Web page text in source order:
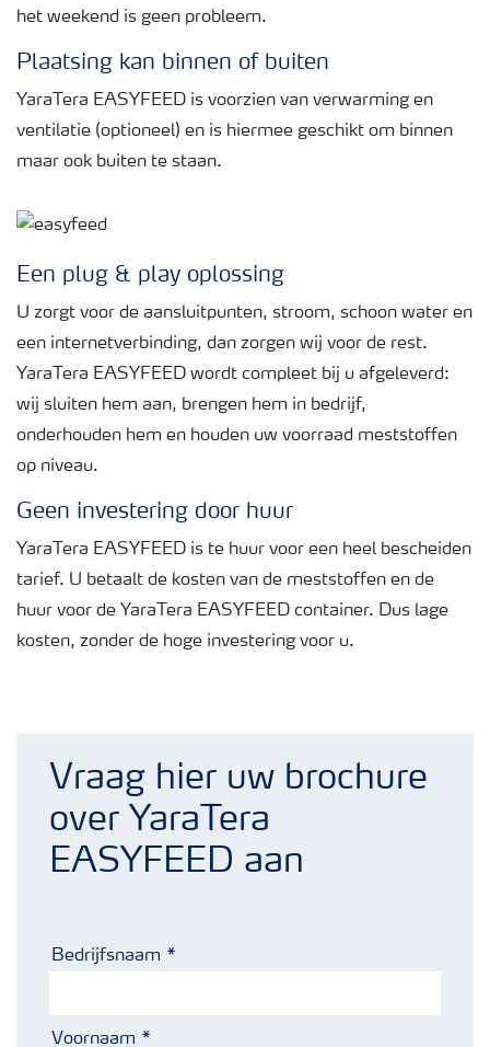
het weekend is geen probleem.
Plaatsing kan binnen of buiten
YaraTera EASYFEED is voorzien van verwarming en
ventilatie (optioneel) en is hiermee geschikt om binnen
maar ook buiten te staan.
Een plug & play oplossing
U zorgt voor de aansluitpunten, stroom, schoon water en
een internetverbinding, dan zorgen wij voor de rest.
YaraTera EASYFEED wordt compleet bij u afgeleverd:
wij sluiten hem aan, brengen hem in bedrijf,
onderhouden hem en houden uw voorraad meststoffen
op niveau.
Geen investering door huur
YaraTera EASYFEED is te huur voor een heel bescheiden
tarief. U betaalt de kosten van de meststoffen en de
huur voor de YaraTera EASYFEED container. Dus lage
kosten, zonder de hoge investering voor u.
Vraag hier uw brochure
over YaraTera
EASYFEED aan
Bedrijfsnaam
Voornaam